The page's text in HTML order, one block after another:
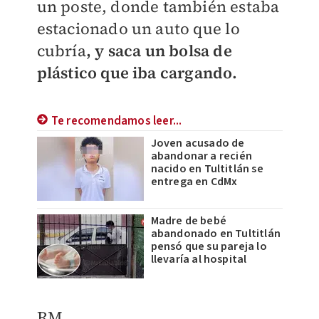
un poste, donde también estaba
estacionado un auto que lo
cubría, y saca un bolsa de
plástico que iba cargando.
Te recomendamos leer...
Joven acusado de
abandonar a recién
nacido en Tultitlán se
entrega en CdMx
Madre de bebé
abandonado en Tultitlán
pensó que su pareja lo
llevaría al hospital